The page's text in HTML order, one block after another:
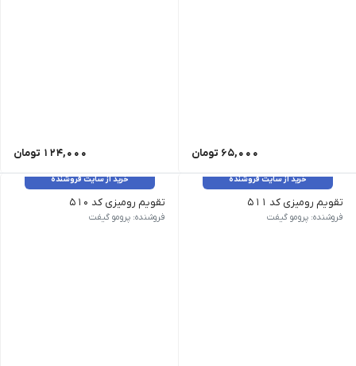
65,000 تومان 124,000 تومان
خرید از سایت فروشنده
تقویم رومیزی کد 511
نوع تقویم رومیزی | ویژگی خاص پایه پلکسی، با جعبه | صفحات
فروشنده: پرومو گیفت
خرید از سایت فروشنده
تقویم رومیزی کد 510
نوع تقویم رومیزی | ویژگی خاص
فروشنده: پرومو گیفت